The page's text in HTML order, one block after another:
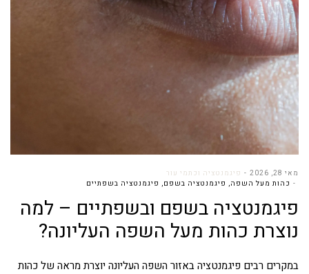
מאי 28, 2026
פיגמנטציה וכתמי עור
כהות מעל השפה, פיגמנטציה בשפם, פיגמנטציה בשפתיים
פיגמנטציה בשפם ובשפתיים – למה
נוצרת כהות מעל השפה העליונה?
במקרים רבים פיגמנטציה באזור השפה העליונה יוצרת מראה של כהות